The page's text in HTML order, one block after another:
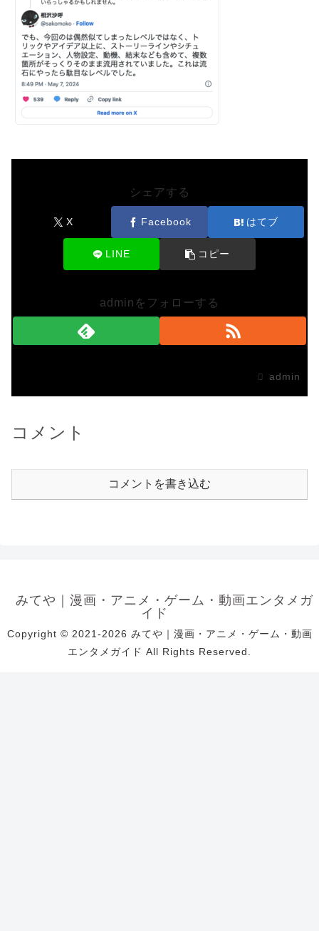
シェアする
X Facebook はてブ
LINE コピー
adminをフォローする
admin
コメント
コメントを書き込む
みてや｜漫画・アニメ・ゲーム・動画エンタメガ
イド
Copyright © 2021-2026 みてや｜漫画・アニメ・ゲーム・動画
エンタメガイド All Rights Reserved.